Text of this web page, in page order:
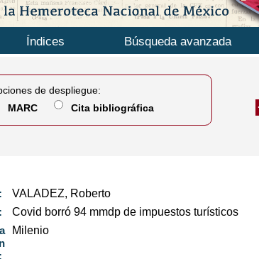
Índices Búsqueda avanzada
de despliegue:
MARC Cita bibliográfica
VALADEZ, Roberto
Covid borró 94 mmdp de impuestos turísticos
Milenio